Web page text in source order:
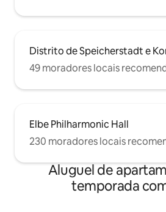
Distrito de Speicherstadt e
49 moradores locais
Elbe Philharmonic Hall
230 moradores locais
Aluguel de
temporada